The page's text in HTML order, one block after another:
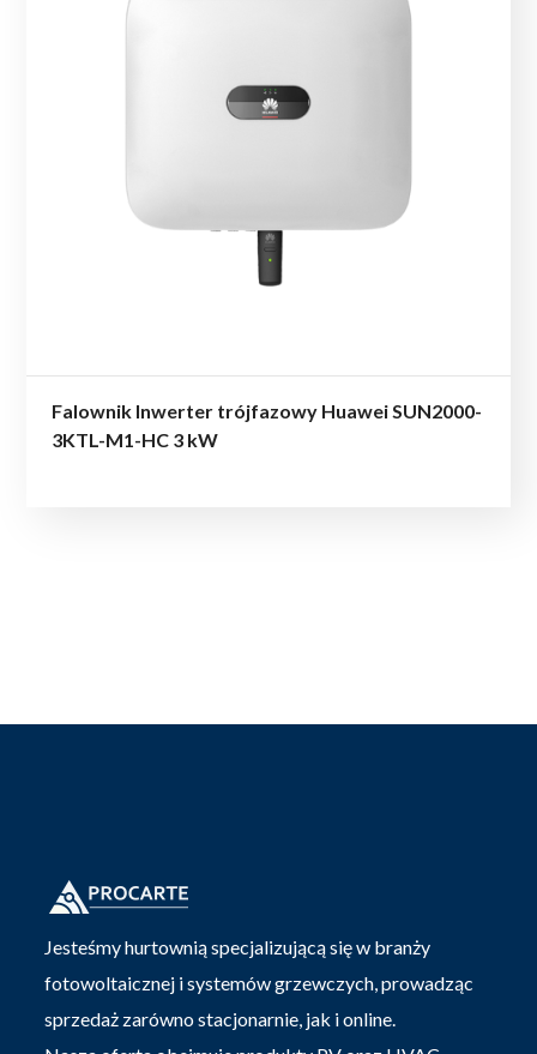
Falownik Inwerter trójfazowy Huawei SUN2000-
3KTL-M1-HC 3 kW
Jesteśmy hurtownią specjalizującą się w branży
fotowoltaicznej i systemów grzewczych, prowadząc
sprzedaż zarówno stacjonarnie, jak i online.